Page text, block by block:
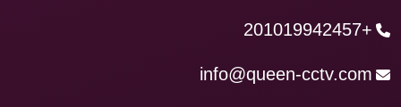
+201019942457
info@queen-cctv.com